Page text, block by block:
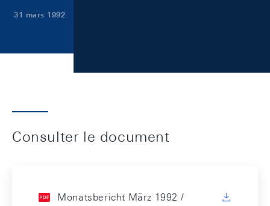
31 mars 1992
Consulter le document
Monatsbericht März 1992 /